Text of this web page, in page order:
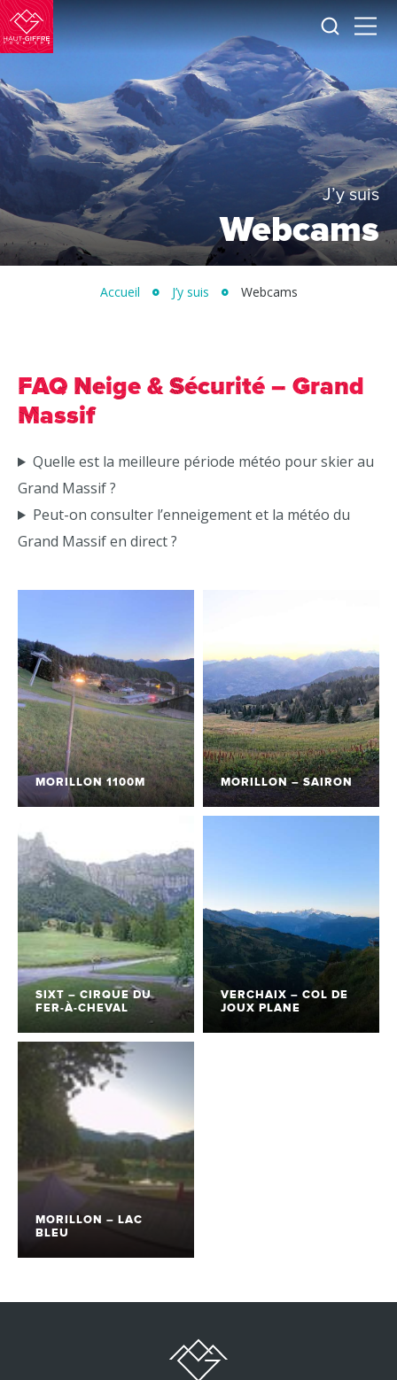
Haut-
Tourisme
Je
Menu
J’y suis
Webcams
Accueil J’y suis Webcams
FAQ Neige & Sécurité – Grand
Massif
Quelle est la meilleure période météo pour skier au
Grand Massif ?
Peut-on consulter l’enneigement et la météo du
Grand Massif en direct ?
MORILLON 1100M MORILLON – SAIRON
SIXT – CIRQUE DU
FER-À-CHEVAL
VERCHAIX – COL DE
JOUX PLANE
MORILLON – LAC
BLEU